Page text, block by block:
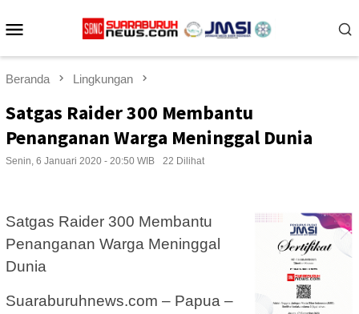
ke
Beranda Lingkungan
Satgas Raider 300 Membantu
Penanganan Warga Meninggal Dunia
Senin, 6 Januari 2020 - 20:50 WIB 22 Dilihat
Satgas Raider 300 Membantu
Penanganan Warga Meninggal
Dunia
Suaraburuhnews.com – Papua –